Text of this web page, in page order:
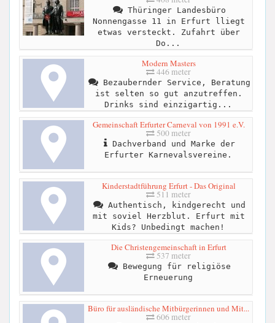
Thüringer Landesbüro
Nonnengasse 11 in Erfurt lliegt
etwas versteckt. Zufahrt über
Do...
Modern Masters
446 meter
Bezaubernder Service, Beratung
ist selten so gut anzutreffen.
Drinks sind einzigartig...
Gemeinschaft Erfurter Carneval von 1991 e.V.
500 meter
Dachverband und Marke der
Erfurter Karnevalsvereine.
Kinderstadtführung Erfurt - Das Original
511 meter
Authentisch, kindgerecht und
mit soviel Herzblut. Erfurt mit
Kids? Unbedingt machen!
Die Christengemeinschaft in Erfurt
537 meter
Bewegung für religiöse
Erneuerung
Büro für ausländische Mitbürgerinnen und Mit...
606 meter